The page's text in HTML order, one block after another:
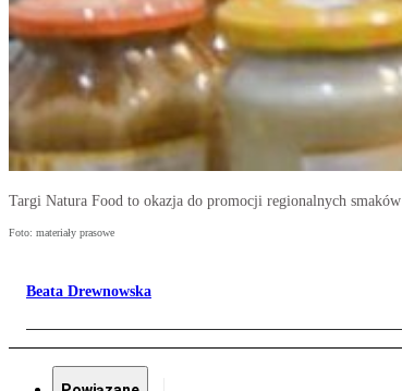
Targi Natura Food to okazja do promocji regionalnych smaków
Foto: materiały prasowe
Beata Drewnowska